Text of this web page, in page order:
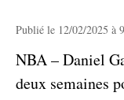
Publié le 12/02/2025 à
NBA – Daniel
deux semaines